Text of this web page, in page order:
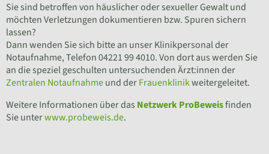
Sie sind betroffen von häuslicher oder sexueller Gewalt und
möchten Verletzungen dokumentieren bzw. Spuren sichern
lassen?
Dann wenden Sie sich bitte an unser Klinikpersonal der
Notaufnahme, Telefon 04221 99 4010. Von dort aus werden Sie
an die speziel geschulten untersuchenden Ärzt:innen der
Zentralen Notaufnahmeund derFrauenklinikweitergeleitet.
Weitere Informationen über das Netzwerk ProBeweisfinden
Sie unterwww.probeweis.de.